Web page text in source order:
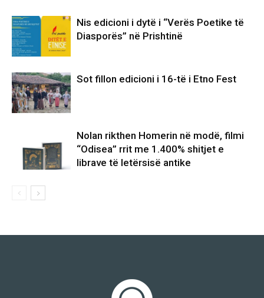
Nis edicioni i dytë i “Verës Poetike të
Diasporës” në Prishtinë
Sot fillon edicioni i 16-të i Etno Fest
Nolan rikthen Homerin në modë, filmi
“Odisea” rrit me 1.400% shitjet e
librave të letërsisë antike